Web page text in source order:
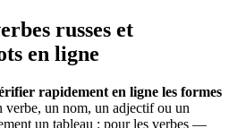
russes et
en ligne
rapidement en ligne les formes
verbe, un nom, un adjectif ou un
un tableau : pour les verbes —